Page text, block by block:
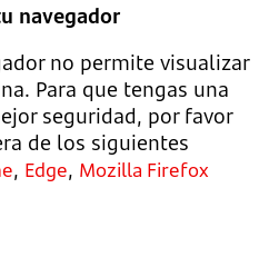
navegador
no permite visualizar
Para que tengas una
seguridad, por favor
de los siguientes
, Edge, Mozilla Firefox